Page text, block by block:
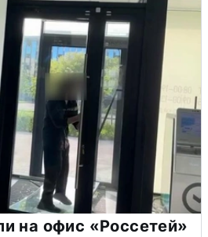
на офис «Россетей»